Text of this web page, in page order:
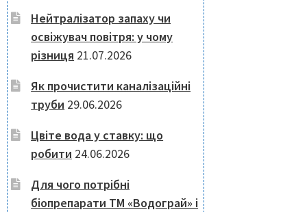
Нейтралізатор запаху чи
освіжувач повітря: у чому
різниця 21.07.2026
Як прочистити каналізаційні
труби 29.06.2026
Цвіте вода у ставку: що
робити 24.06.2026
Для чого потрібні
біопрепарати ТМ «Водограй» і